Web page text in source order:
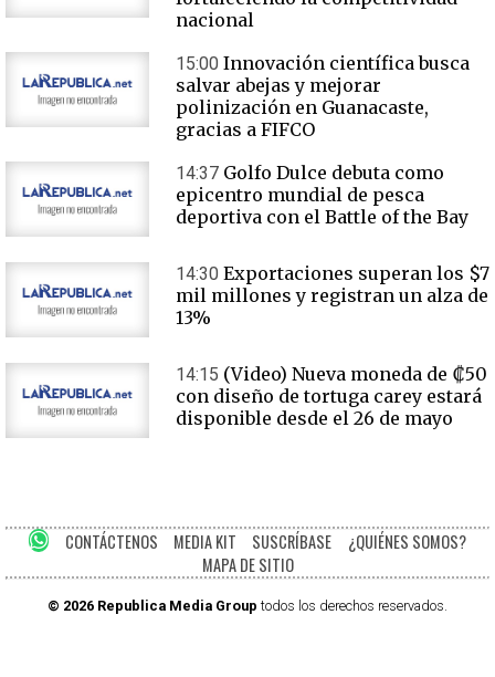
nacional
15:00 Innovación científica busca
salvar abejas y mejorar
polinización en Guanacaste,
gracias a FIFCO
14:37 Golfo Dulce debuta como
epicentro mundial de pesca
deportiva con el Battle of the Bay
14:30 Exportaciones superan los $7
mil millones y registran un alza de
13%
14:15 (Video) Nueva moneda de ₡50
con diseño de tortuga carey estará
disponible desde el 26 de mayo
CONTÁCTENOS MEDIA KIT SUSCRÍBASE
¿QUIÉNES SOMOS?
MAPA DE SITIO
© 2026 Republica Media Group todos los derechos reservados.